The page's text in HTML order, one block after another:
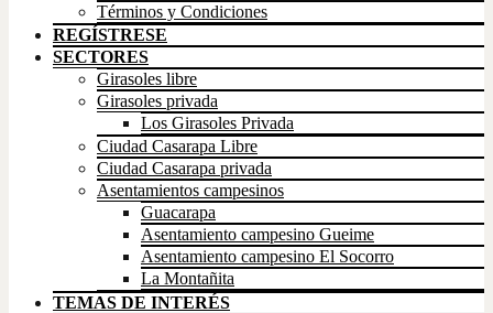
Términos y Condiciones
REGÍSTRESE
SECTORES
Girasoles libre
Girasoles privada
Los Girasoles Privada
Ciudad Casarapa Libre
Ciudad Casarapa privada
Asentamientos campesinos
Guacarapa
Asentamiento campesino Gueime
Asentamiento campesino El Socorro
La Montañita
TEMAS DE INTERÉS